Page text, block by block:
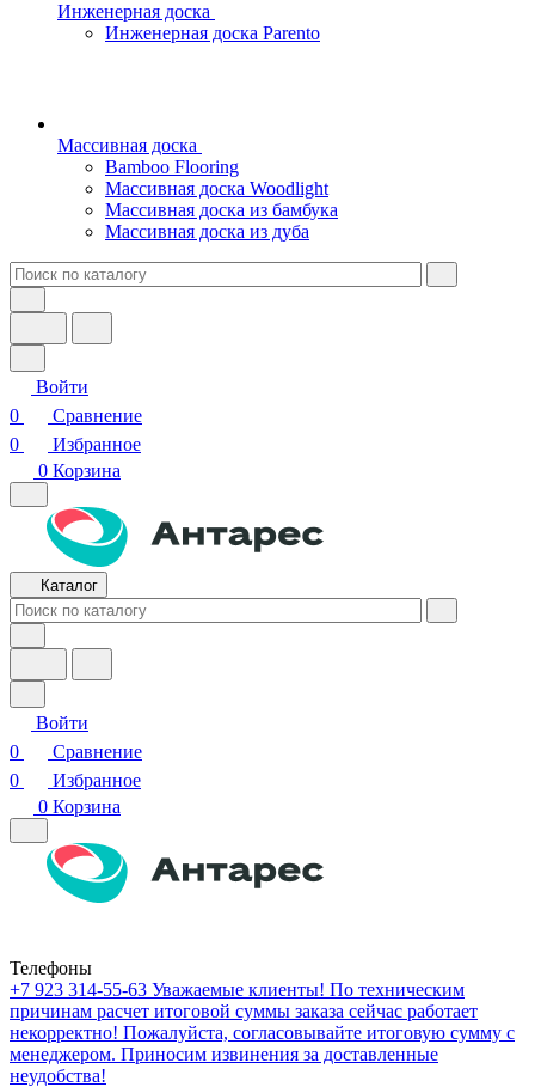
Инженерная доска
Инженерная доска Parento
Массивная доска
Bamboo Flooring
Массивная доска Woodlight
Массивная доска из бамбука
Массивная доска из дуба
Войти
0
Сравнение
0
Избранное
0 Корзина
Каталог
Войти
0
Сравнение
0
Избранное
0 Корзина
Телефоны
+7 923 314-55-63 Уважаемые клиенты! По техническим
причинам расчет итоговой суммы заказа сейчас работает
некорректно! Пожалуйста, согласовывайте итоговую сумму с
менеджером. Приносим извинения за доставленные
неудобства!